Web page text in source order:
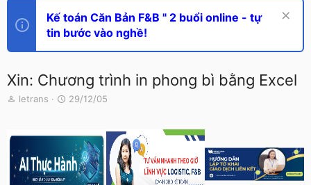
Kế toán Căn Bản F&B " 2 buổi online - tự
tin bước vào nghề!
Xin: Chương trình in phong bì bằng Excel
T
e
a
d
s
letrans
N
y
ử
i
29/12/05